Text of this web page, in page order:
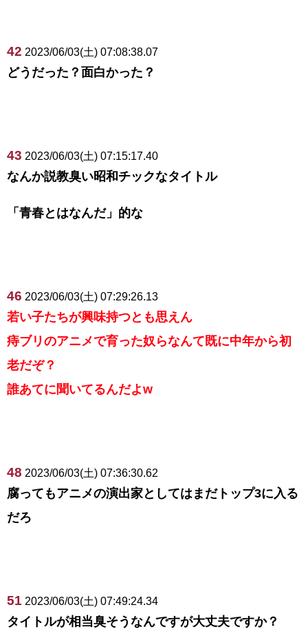
42 2023/06/03(土) 07:08:38.07
どうだった？面白かった？
43 2023/06/03(土) 07:15:17.40
なんか説教臭い昭和チックなタイトル
「青春とはなんだ」的な
46 2023/06/03(土) 07:29:26.13
若い子たちが興味持つとも思えん
痔ブリのアニメで育った奴らなんて既に中年から初
老だぞ？
誰あてに聞いてるんだよw
48 2023/06/03(土) 07:36:30.62
腐ってもアニメの演出家としてはまだトップ3に入る
だろ
51 2023/06/03(土) 07:49:24.34
タイトルが相当臭そうなんですが大丈夫ですか？